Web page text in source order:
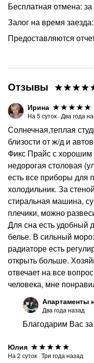
Бесплатная отмена: за
Залог на время
Предоставляются
Отзывы
Ирина
На 5 суток · Два года
Солнечная,теплая
близости от ж/д и
Фикс Прайс с хорошим
недорогая столовая
есть все приборы для
холодильник. За
стиральная машина,
плечики, можно
Для сна есть удобный
белье. В сильный
радиаторе есть
открыть больше.
отвечает на все
человека, мне
Два года назад
Благодарим Вас
Юлия
На 2 суток ·Три года назад